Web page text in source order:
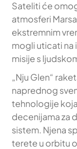
Sateliti će
atmosferi
ekstremnim
mogli uticati na
misije s
„Nju Glen“
naprednog
tehnologije
decenijama za
sistem. Njena
terete u orbitu